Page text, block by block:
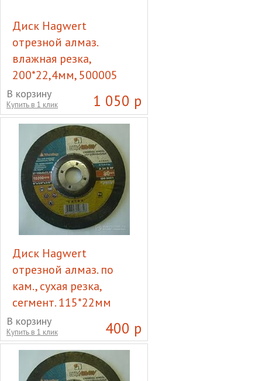
Диск Hagwert
отрезной алмаз.
влажная резка,
200*22,4мм, 500005
Диск Hagwert отрезной
алмаз. влажная резка,
200*22,4мм, 500005
1 050 р
В корзину
Купить в 1 клик
Диск Hagwert
отрезной алмаз. по
кам., сухая резка,
сегмент. 115*22мм
500007
Диск Hagwert отрезной
алмаз. по кам., сухая резка,
сегмент. 115*22мм 500007
400 р
В корзину
Купить в 1 клик